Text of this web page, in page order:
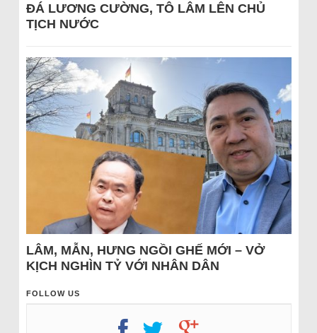
ĐÁ LƯƠNG CƯỜNG, TÔ LÂM LÊN CHỦ
TỊCH NƯỚC
LÂM, MẪN, HƯNG NGỒI GHẾ MỚI – VỞ
KỊCH NGHÌN TỶ VỚI NHÂN DÂN
FOLLOW US